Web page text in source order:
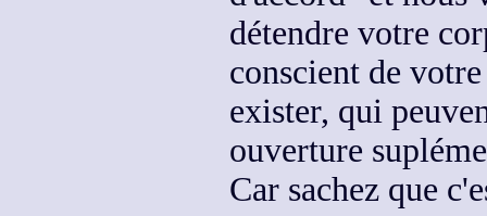
détendre votre
conscient de
exister, qui
ouverture
Car sachez que